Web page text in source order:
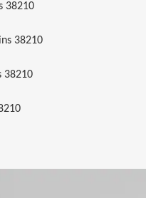
38210
38210
38210